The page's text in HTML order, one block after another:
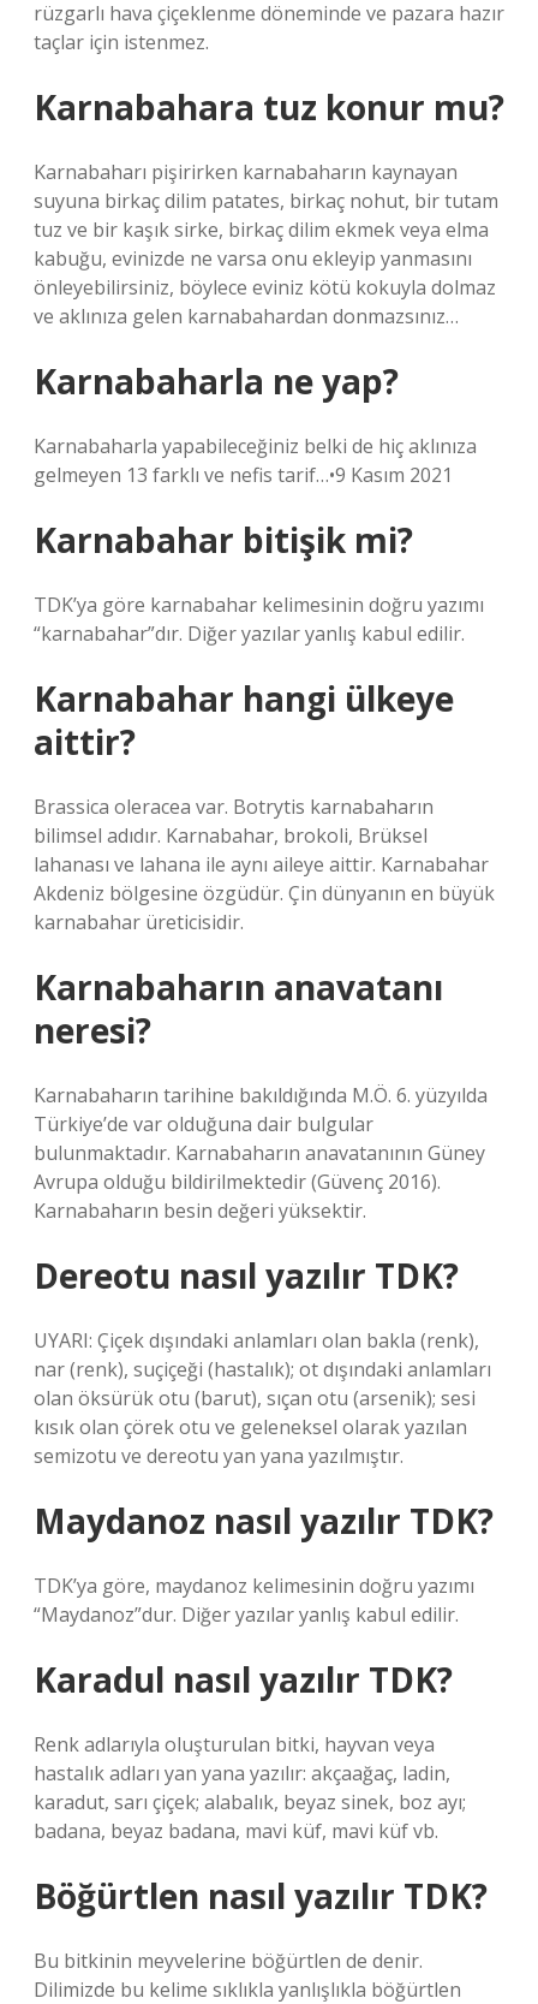
rüzgarlı hava çiçeklenme döneminde ve pazara hazır
taçlar için istenmez.
Karnabahara tuz konur mu?
Karnabaharı pişirirken karnabaharın kaynayan
suyuna birkaç dilim patates, birkaç nohut, bir tutam
tuz ve bir kaşık sirke, birkaç dilim ekmek veya elma
kabuğu, evinizde ne varsa onu ekleyip yanmasını
önleyebilirsiniz, böylece eviniz kötü kokuyla dolmaz
ve aklınıza gelen karnabahardan donmazsınız…
Karnabaharla ne yap?
Karnabaharla yapabileceğiniz belki de hiç aklınıza
gelmeyen 13 farklı ve nefis tarif…•9 Kasım 2021
Karnabahar bitişik mi?
TDK’ya göre karnabahar kelimesinin doğru yazımı
“karnabahar”dır. Diğer yazılar yanlış kabul edilir.
Karnabahar hangi ülkeye
aittir?
Brassica oleracea var. Botrytis karnabaharın
bilimsel adıdır. Karnabahar, brokoli, Brüksel
lahanası ve lahana ile aynı aileye aittir. Karnabahar
Akdeniz bölgesine özgüdür. Çin dünyanın en büyük
karnabahar üreticisidir.
Karnabaharın anavatanı
neresi?
Karnabaharın tarihine bakıldığında M.Ö. 6. yüzyılda
Türkiye’de var olduğuna dair bulgular
bulunmaktadır. Karnabaharın anavatanının Güney
Avrupa olduğu bildirilmektedir (Güvenç 2016).
Karnabaharın besin değeri yüksektir.
Dereotu nasıl yazılır TDK?
UYARI: Çiçek dışındaki anlamları olan bakla (renk),
nar (renk), suçiçeği (hastalık); ot dışındaki anlamları
olan öksürük otu (barut), sıçan otu (arsenik); sesi
kısık olan çörek otu ve geleneksel olarak yazılan
semizotu ve dereotu yan yana yazılmıştır.
Maydanoz nasıl yazılır TDK?
TDK’ya göre, maydanoz kelimesinin doğru yazımı
“Maydanoz”dur. Diğer yazılar yanlış kabul edilir.
Karadul nasıl yazılır TDK?
Renk adlarıyla oluşturulan bitki, hayvan veya
hastalık adları yan yana yazılır: akçaağaç, ladin,
karadut, sarı çiçek; alabalık, beyaz sinek, boz ayı;
badana, beyaz badana, mavi küf, mavi küf vb.
Böğürtlen nasıl yazılır TDK?
Bu bitkinin meyvelerine böğürtlen de denir.
Dilimizde bu kelime sıklıkla yanlışlıkla böğürtlen